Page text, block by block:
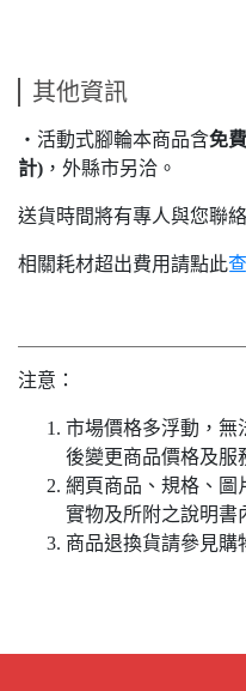
其他資訊
‧活動式腳輪本商品含免
計) ，外縣市另洽。
送貨時間將有專人與您聯絡
相關耗材超出費用請點此
注意：
市場價格多浮動，無
後變更商品價格及服
網頁商品、規格、圖
實物及所附之說明書
商品退換貨請參見購